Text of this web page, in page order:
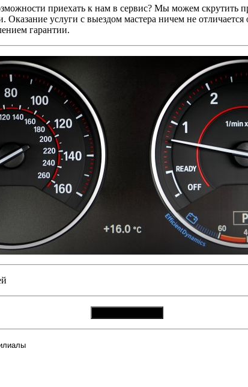
приехать к нам в сервис? Мы можем скрутить
Оказание услуги с выездом мастера ничем не
гарантии.